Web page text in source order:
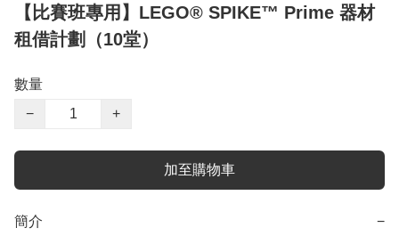
【比賽班專用】LEGO®️ SPIKE™️ Prime 器材
租借計劃（10堂）
數量
−
+
加至購物車
簡介 −